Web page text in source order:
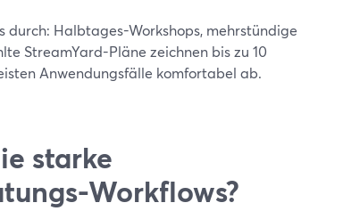
durch: Halbtages-Workshops, mehrstündige
StreamYard-Pläne zeichnen bis zu 10
Anwendungsfälle komfortabel ab.
starke
Workflows?